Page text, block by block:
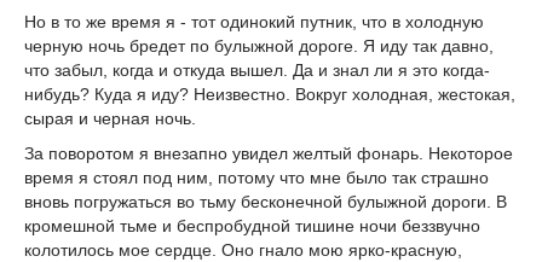
Но в то же время я - тот одинокий путник, что в холодную
черную ночь бредет по булыжной дороге. Я иду так давно,
что забыл, когда и откуда вышел. Да и знал ли я это когда-
нибудь? Куда я иду? Неизвестно. Вокруг холодная, жестокая,
сырая и черная ночь.
За поворотом я внезапно увидел желтый фонарь. Некоторое
время я стоял под ним, потому что мне было так страшно
вновь погружаться во тьму бесконечной булыжной дороги. В
кромешной тьме и беспробудной тишине ночи беззвучно
колотилось мое сердце. Оно гнало мою ярко-красную,